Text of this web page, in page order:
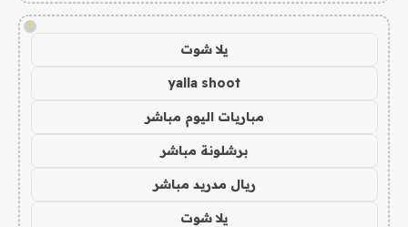
!
يلا شوت
yalla shoot
مباريات اليوم مباشر
برشلونة مباشر
ريال مدريد مباشر
يلا شوت